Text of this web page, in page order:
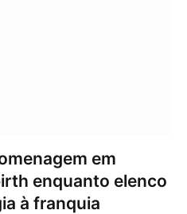
em
enquanto elenco
à franquia